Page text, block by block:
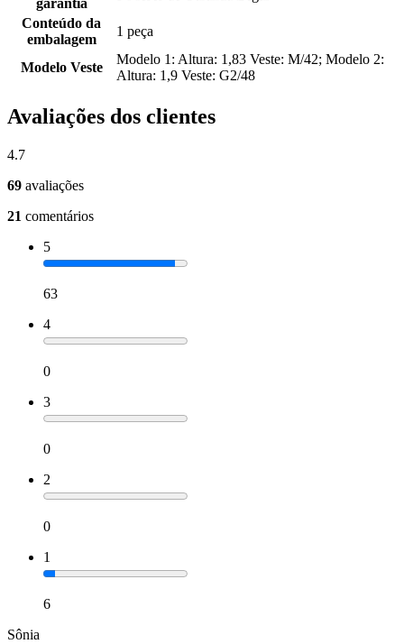
garantia
Conteúdo da
embalagem
1 peça
Modelo Veste
Modelo 1: Altura: 1,83 Veste: M/42; Modelo 2:
Altura: 1,9 Veste: G2/48
Avaliações dos clientes
4.7
69 avaliações
21 comentários
5
63
4
0
3
0
2
0
1
6
Sônia